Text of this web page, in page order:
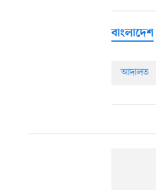
বাংলাদেশ
আদালত